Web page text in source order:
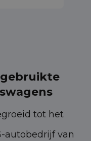
tot het
autobedrijf van